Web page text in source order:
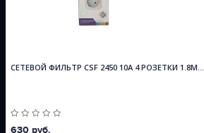
СЕТЕВОЙ ФИЛЬТР CSF 2450 10A 4 РОЗЕТКИ 1.8М...
630 руб.